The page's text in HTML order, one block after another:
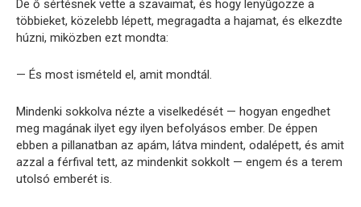
De ő sértésnek vette a szavaimat, és hogy lenyűgözze a
többieket, közelebb lépett, megragadta a hajamat, és elkezdte
húzni, miközben ezt mondta:
— És most ismételd el, amit mondtál.
Mindenki sokkolva nézte a viselkedését — hogyan engedhet
meg magának ilyet egy ilyen befolyásos ember. De éppen
ebben a pillanatban az apám, látva mindent, odalépett, és amit
azzal a férfival tett, az mindenkit sokkolt — engem és a terem
utolsó emberét is.